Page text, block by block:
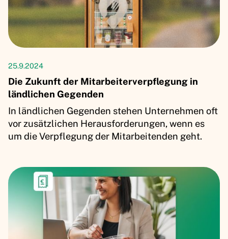
25.9.2024
Die Zukunft der Mitarbeiterverpflegung in
ländlichen Gegenden
In ländlichen Gegenden stehen Unternehmen oft
vor zusätzlichen Herausforderungen, wenn es
um die Verpflegung der Mitarbeitenden geht.